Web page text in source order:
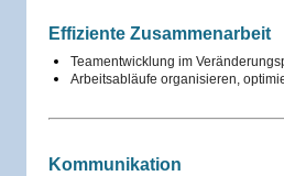
Effiziente Zusammenarbeit
Teamentwicklung im
Arbeitsabläufe organisieren,
Kommunikation